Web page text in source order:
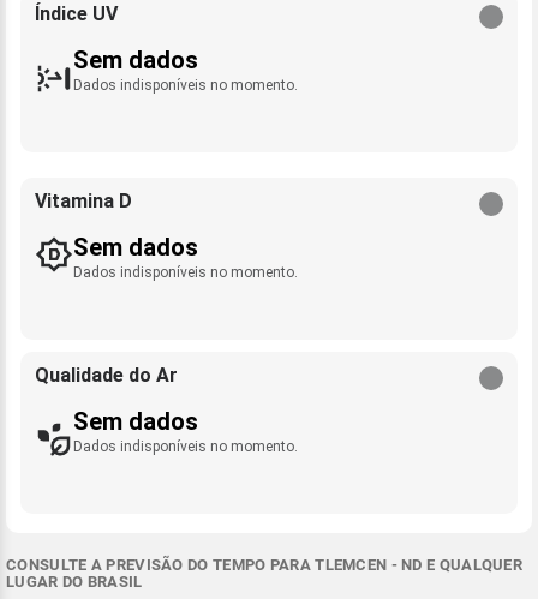
Índice UV
Sem dados
Dados indisponíveis no momento.
Vitamina D
Sem dados
Dados indisponíveis no momento.
Qualidade do Ar
Sem dados
Dados indisponíveis no momento.
CONSULTE A PREVISÃO DO TEMPO PARA TLEMCEN - ND E QUALQUER
LUGAR DO BRASIL